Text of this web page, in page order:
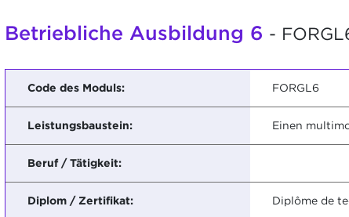
Betriebliche Ausbildung 6 -
Code des Moduls: FORGL6
Leistungsbaustein: Einen
Beruf / Tätigkeit:
Diplom / Zertifikat: Diplôme de